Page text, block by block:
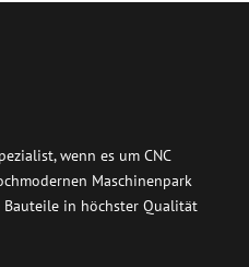
wenn es um CNC
Maschinenpark
in höchster Qualität